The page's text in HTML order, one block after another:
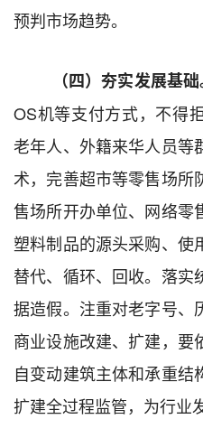
预判市场趋势。
（四）夯实发展基础
OS机等支付方式， 不得
老年人、外籍来华人员等
术，完善超市等零售场所
售场所开办单位、网络零
塑料制品的源头采购、使
替代、循环、回收。落实
据造假。 注重对老字号、
商业设施改建、扩建，要
自变动建筑主体和承重
扩建全过程监管， 为行业